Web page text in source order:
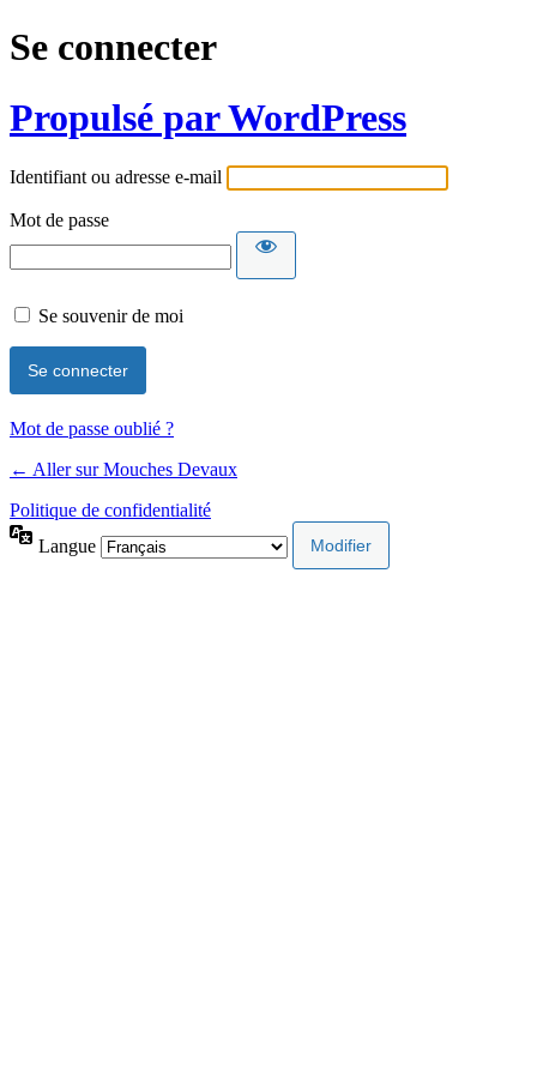
Se connecter
Propulsé par WordPress
Identifiant ou adresse e-mail
Mot de passe
Se souvenir de moi
Mot de passe oublié ?
← Aller sur Mouches Devaux
Politique de confidentialité
Langue